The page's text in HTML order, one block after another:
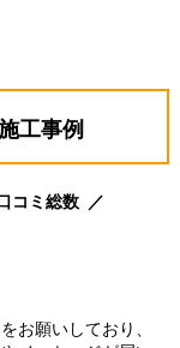
工事例
コミ総数
お願いしており、